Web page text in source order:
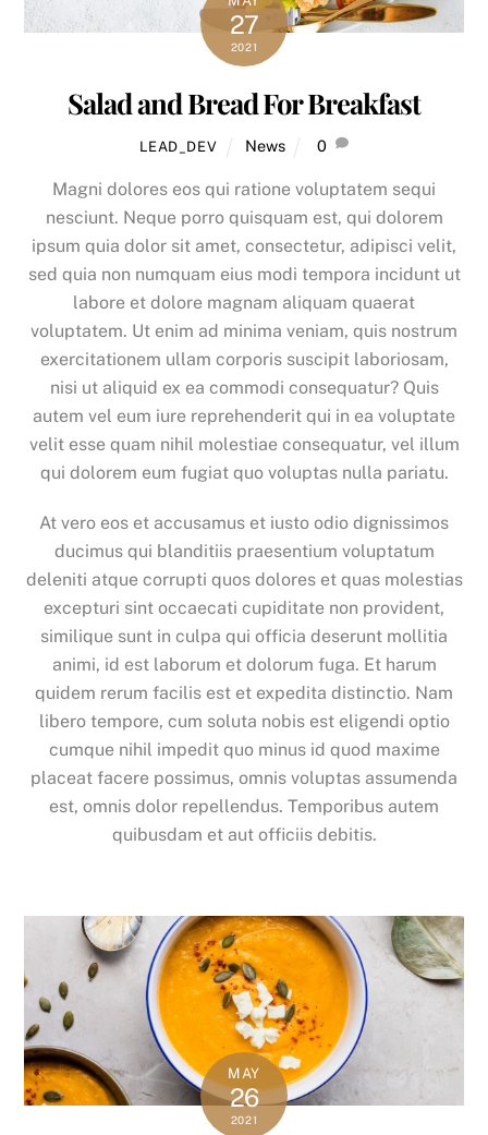
27
2021
Salad and Bread For Breakfast
LEAD_DEV News 0
Magni dolores eos qui ratione voluptatem sequi
nesciunt. Neque porro quisquam est, qui dolorem
ipsum quia dolor sit amet, consectetur, adipisci velit,
sed quia non numquam eius modi tempora incidunt ut
labore et dolore magnam aliquam quaerat
voluptatem. Ut enim ad minima veniam, quis nostrum
exercitationem ullam corporis suscipit laboriosam,
nisi ut aliquid ex ea commodi consequatur? Quis
autem vel eum iure reprehenderit qui in ea voluptate
velit esse quam nihil molestiae consequatur, vel illum
qui dolorem eum fugiat quo voluptas nulla pariatu.
At vero eos et accusamus et iusto odio dignissimos
ducimus qui blanditiis praesentium voluptatum
deleniti atque corrupti quos dolores et quas molestias
excepturi sint occaecati cupiditate non provident,
similique sunt in culpa qui officia deserunt mollitia
animi, id est laborum et dolorum fuga. Et harum
quidem rerum facilis est et expedita distinctio. Nam
libero tempore, cum soluta nobis est eligendi optio
cumque nihil impedit quo minus id quod maxime
placeat facere possimus, omnis voluptas assumenda
est, omnis dolor repellendus. Temporibus autem
quibusdam et aut officiis debitis.
MAY
26
2021